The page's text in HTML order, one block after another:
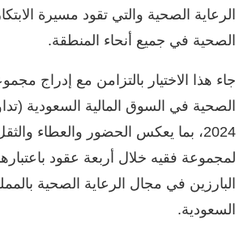
الرعاية الصحية والتي تقود مسيرة
الصحية في جميع أنحاء المنطقة.
جاء هذا الاختيار بالتزامن مع إدراج
2024، بما يعكس الحضور والعطاء
لمجموعة فقيه خلال أربعة عقود
البارزين في مجال الرعاية الصحية
السعودية.